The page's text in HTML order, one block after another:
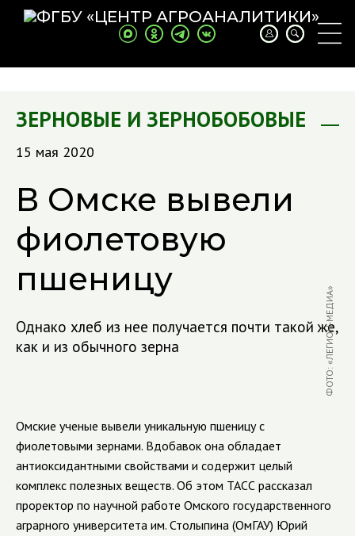
ЗЕРНОВЫЕ И ЗЕРНОБОБОВЫЕ
15 мая 2020
В Омске вывели
фиолетовую
пшеницу
Однако хлеб из нее получается почти такой же,
как и из обычного зерна
ФОТО: «ЛЕГИОН-МЕДИА»
Омские ученые вывели уникальную пшеницу с
фиолетовыми зернами. Вдобавок она обладает
антиоксидантными свойствами и содержит целый
комплекс полезных веществ. Об этом ТАСС рассказал
проректор по научной работе Омского государственного
аграрного университета им. Столыпина (ОмГАУ) Юрий